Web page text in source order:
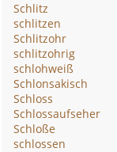
Schlitz
schlitzen
Schlitzohr
schlitzohrig
schlohweiß
Schlonsakisch
Schloss
Schlossaufseher
Schloße
schlossen